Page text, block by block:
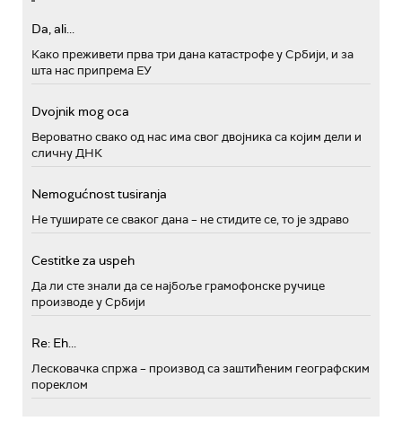
Da, ali...
Како преживети прва три дана катастрофе у Србији, и за
шта нас припрема ЕУ
Dvojnik mog oca
Вероватно свако од нас има свог двојника са којим дели и
сличну ДНК
Nemogućnost tusiranja
Не туширате се сваког дана – не стидите се, то је здраво
Cestitke za uspeh
Да ли сте знали да се најбоље грамофонске ручице
производе у Србији
Re: Eh...
Лесковачка спржа – производ са заштићеним географским
пореклом